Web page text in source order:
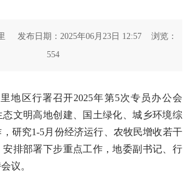
发布日期：2025年06月23日 12:57 浏览：
554
地区行署召开2025年第5次专员办公会
文明高地创建、国土绿化、城乡环境综
研究1-5月份经济运行、农牧民增收若干
排部署下步重点工作，地委副书记、行
议。